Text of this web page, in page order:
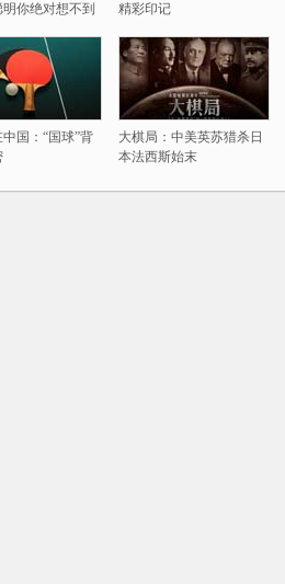
你绝对想不到
精彩印记
国：“国球”背
大棋局：中美英苏猎杀日
本法西斯始末